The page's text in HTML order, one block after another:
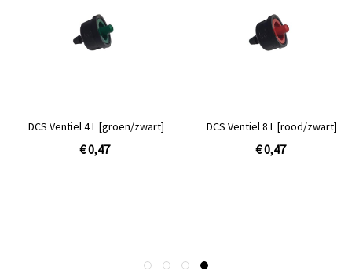
DCS Ventiel 4 L [groen/zwart]
€ 0,47
DCS Ventiel 8 L [rood/zwart]
€ 0,47